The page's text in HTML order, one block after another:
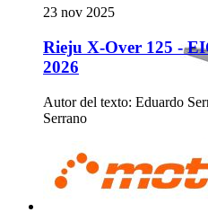
23 nov 2025
Rieju X-Over 125 -
2026
Autor del texto: Eduardo
Serrano